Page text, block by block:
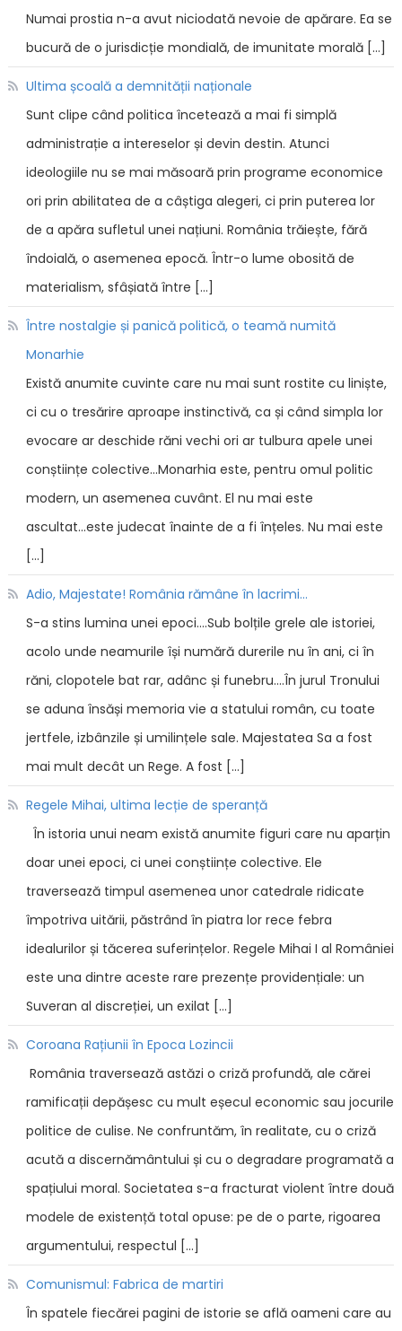
Numai prostia n-a avut niciodată nevoie de apărare. Ea se
bucură de o jurisdicție mondială, de imunitate morală […]
Ultima școală a demnității naționale
Sunt clipe când politica încetează a mai fi simplă
administrație a intereselor și devin destin. Atunci
ideologiile nu se mai măsoară prin programe economice
ori prin abilitatea de a câștiga alegeri, ci prin puterea lor
de a apăra sufletul unei națiuni. România trăiește, fără
îndoială, o asemenea epocă. Într-o lume obosită de
materialism, sfâșiată între […]
Între nostalgie și panică politică, o teamă numită
Monarhie
Există anumite cuvinte care nu mai sunt rostite cu liniște,
ci cu o tresărire aproape instinctivă, ca și când simpla lor
evocare ar deschide răni vechi ori ar tulbura apele unei
conștiințe colective...Monarhia este, pentru omul politic
modern, un asemenea cuvânt. El nu mai este
ascultat...este judecat înainte de a fi înțeles. Nu mai este
[…]
Adio, Majestate! România rămâne în lacrimi...
S-a stins lumina unei epoci....Sub bolțile grele ale istoriei,
acolo unde neamurile își numără durerile nu în ani, ci în
răni, clopotele bat rar, adânc și funebru....În jurul Tronului
se aduna însăși memoria vie a statului român, cu toate
jertfele, izbânzile și umilințele sale. Majestatea Sa a fost
mai mult decât un Rege. A fost […]
Regele Mihai, ultima lecție de speranță
În istoria unui neam există anumite figuri care nu aparțin
doar unei epoci, ci unei conștiințe colective. Ele
traversează timpul asemenea unor catedrale ridicate
împotriva uitării, păstrând în piatra lor rece febra
idealurilor și tăcerea suferințelor. Regele Mihai I al României
este una dintre aceste rare prezențe providențiale: un
Suveran al discreției, un exilat […]
Coroana Rațiunii în Epoca Lozincii
România traversează astăzi o criză profundă, ale cărei
ramificații depășesc cu mult eșecul economic sau jocurile
politice de culise. Ne confruntăm, în realitate, cu o criză
acută a discernământului și cu o degradare programată a
spațiului moral. Societatea s-a fracturat violent între două
modele de existență total opuse: pe de o parte, rigoarea
argumentului, respectul […]
Comunismul: Fabrica de martiri
În spatele fiecărei pagini de istorie se află oameni care au